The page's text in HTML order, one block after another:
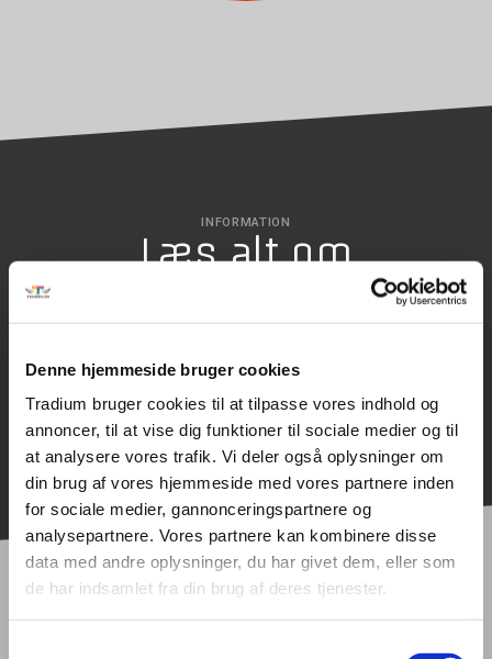
Denne hjemmeside bruger cookies
Tradium bruger cookies til at tilpasse vores indhold og
annoncer, til at vise dig funktioner til sociale medier og til
at analysere vores trafik. Vi deler også oplysninger om
din brug af vores hjemmeside med vores partnere inden
for sociale medier, gannonceringspartnere og
analysepartnere. Vores partnere kan kombinere disse
data med andre oplysninger, du har givet dem, eller som
de har indsamlet fra din brug af deres tjenester.
INFORMATION
Læs alt om
SØG OPTAGELSE